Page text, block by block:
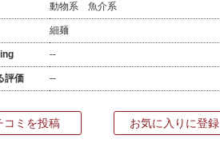
動物系 魚介系
細麺
--
評価 --
コミを投稿 お気に入りに登録